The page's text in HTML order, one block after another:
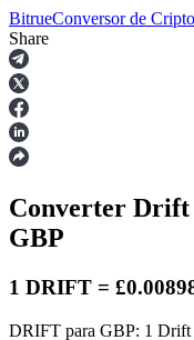
Futuros
Futuros de USDT
BitrueConversor de
Share
Converter Drift
GBP
1 DRIFT =
DRIFT para GBP: 1 Drift